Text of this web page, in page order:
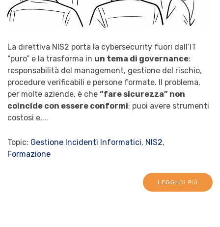
La direttiva NIS2 porta la cybersecurity fuori dall’IT
“puro” e la trasforma in un tema di governance:
responsabilità del management, gestione del rischio,
procedure verificabili e persone formate. Il problema,
per molte aziende, è che “fare sicurezza” non
coincide con essere conformi: puoi avere strumenti
costosi e,...
Topic: Gestione Incidenti Informatici, NIS2,
Formazione
LEGGI DI PIÙ